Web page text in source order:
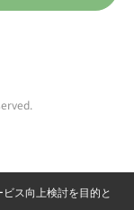
ス向上検討を目的と